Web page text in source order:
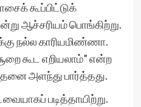
கூப்பிட்டுக்
ஆச்சரியம் பொங்கிற்று.
நல்ல காரியமிண்ணா.
கூட எறியலாம்” என்ற
அளந்து பார்த்தது.
படித்தாயிற்று.